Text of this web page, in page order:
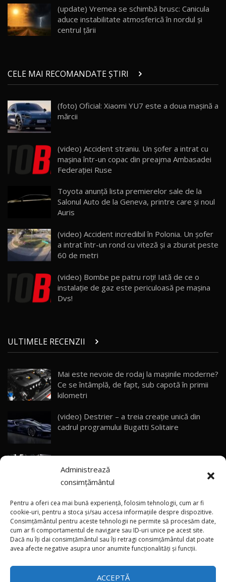
Administrează
consimțământul
Pentru a oferi cea mai bună experiență, folosim tehnologii, cum ar fi
cookie-uri, pentru a stoca și/sau accesa informațiile despre dispozitive.
Consimțământul pentru aceste tehnologii ne permite să procesăm date,
cum ar fi comportamentul de navigare sau ID-uri unice pe acest site.
Dacă nu îți dai consimțământul sau îți retragi consimțământul dat poate
avea afecte negative asupra unor anumite funcționalități și funcții.
ACCEPTĂ
AutoBlog.MD
23:36
20
Noul ZEEKR 7X / Test Drive AutoBlog.MD
29:08
21
AutoBlog.MD
16:59
22
Noua Mazda 6e / Test Drive AutoBlog.MD
26:59
Lynk & Co 01 / Test Drive AutoBlog.MD
25:19
ZEEKR 009: Cel mai Performant și Confortabil
Van Electric Testat în Moldova / AutoBlog.MD
26:38
25
mai Exclusiv și Puternic Defender Testat în
Moldova
32:21
AutoBlog.MD
10:57
28
Noul Geely Monjaro 2025! Mai ieftin și mai
dotat / Test Drive AutoBlog.MD
29
ZEEKR 9X - PRIMUL TEST DRIVE ÎN ROMÂNĂ!
CUM SE CONDUCE?
33:40
30
Primele impresii despre BYD Seal U DM-i,
Sealion 7 și Seal 5 DM-i / Test Drive
AutoBlog.MD
13:56
Noul Volvo EX90 / Test Drive AutoBlog.MD
32:06
33
MG RX5 - își merită banii? / Test Drive
AutoBlog.MD
(update) Vremea se schimbă brusc: Canicula
aduce instabilitate atmosferică în nordul și
centrul țării
CELE MAI RECOMANDATE ȘTIRI
(foto) Oficial: Xiaomi YU7 este a doua mașină a
mărcii
(video) Accident straniu. Un şofer a intrat cu
maşina într-un copac din preajma Ambasadei
Federaţiei Ruse
Toyota anunţă lista premierelor sale de la
Salonul Auto de la Geneva, printre care şi noul
Auris
(video) Accident incredibil în Polonia. Un şofer
a intrat într-un rond cu viteză şi a zburat peste
60 de metri
(video) Bombe pe patru roți! Iată de ce o
instalație de gaz este periculoasă pe mașina
Dvs!
ULTIMELE RECENZII
Mai este nevoie de rodaj la mașinile moderne?
Ce se întâmplă, de fapt, sub capotă în primii
kilometri
(video) Destrier – a treia creație unică din
cadrul programului Bugatti Solitaire
care elimină decalajul turbo
ANRE: Detensionarea relativă a situației din
Golf influențează prețurile la carburanți în
Moldova
(foto/video) Imaginea zilei: Și în SUA polițiștii
uneori „stau în tufari”
×